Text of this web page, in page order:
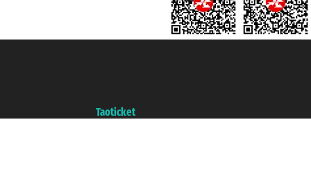
Taoticket